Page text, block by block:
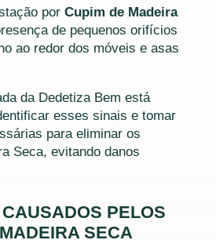
por Cupim de Madeira
de pequenos orifícios
ao redor dos móveis e asas
da Dedetiza Bem está
esses sinais e tomar
para eliminar os
Seca, evitando danos
PELOS
SECA